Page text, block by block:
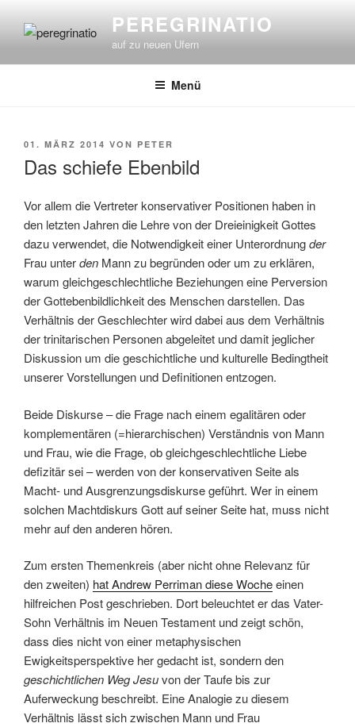
Inhalt
PEREGRINATIO
auf zu neuen Ufern
Menü
VERÖFFENTLICHT
01. MÄRZ 2014 VON PETER
Das schiefe Ebenbild
Vor allem die Vertreter konservativer Positionen haben in
den letzten Jahren die Lehre von der Dreieinigkeit Gottes
dazu verwendet, die Notwendigkeit einer Unterordnungder
Frau unterden Mann zu begründen oder um zu erklären,
warum gleichgeschlechtliche Beziehungen eine Perversion
der Gottebenbildlichkeit des Menschen darstellen. Das
Verhältnis der Geschlechter wird dabei aus dem Verhältnis
der trinitarischen Personen abgeleitet und damit jeglicher
Diskussion um die geschichtliche und kulturelle Bedingtheit
unserer Vorstellungen und Definitionen entzogen.
Beide Diskurse – die Frage nach einem egalitären oder
komplementären (=hierarchischen) Verständnis von Mann
und Frau, wie die Frage, ob gleichgeschlechtliche Liebe
defizitär sei – werden von der konservativen Seite als
Macht- und Ausgrenzungsdiskurse geführt. Wer in einem
solchen Machtdiskurs Gott auf seiner Seite hat, muss nicht
mehr auf den anderen hören.
Zum ersten Themenkreis (aber nicht ohne Relevanz für
den zweiten) hat Andrew Perriman diese Wocheeinen
hilfreichen Post geschrieben. Dort beleuchtet er das Vater-
Sohn Verhältnis im Neuen Testament und zeigt schön,
dass dies nicht von einer metaphysischen
Ewigkeitsperspektive her gedacht ist, sondern den
geschichtlichen Weg Jesuvon der Taufe bis zur
Auferweckung beschreibt. Eine Analogie zu diesem
Verhältnis lässt sich zwischen Mann und Frau